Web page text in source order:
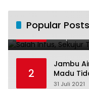
Popular Posts
1
ini
28 April 2016
2
Jambu
Madu
31 Juli 2021